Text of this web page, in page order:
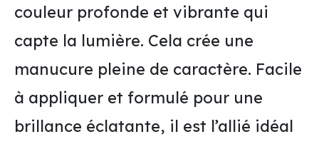
couleur profonde et vibrante qui
capte la lumière. Cela crée une
manucure pleine de caractère. Facile
à appliquer et formulé pour une
brillance éclatante, il est l’allié idéal